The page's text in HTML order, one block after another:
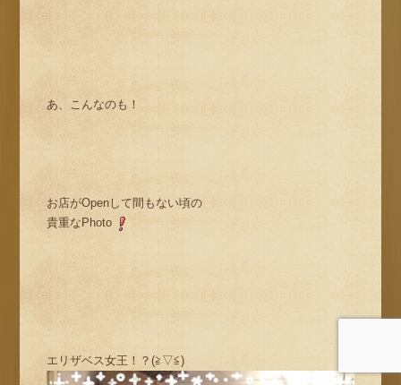
あ、こんなのも！
お店がOpenして間もない頃の
貴重なPhoto
エリザベス女王！？(≧▽≦)